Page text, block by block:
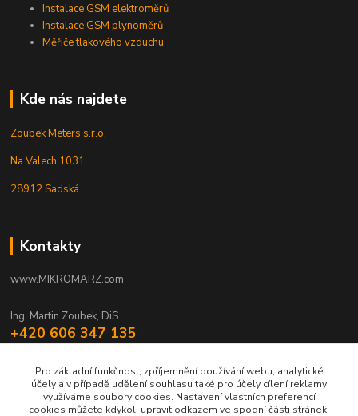
Instalace GSM elektroměrů
Instalace GSM plynoměrů
Měřiče tlakového vzduchu
Kde nás najdete
Zoubek Meters s.r.o.
Na Valech 1031
28912 Sadská
Kontakty
www.MIKROMARZ.com
Ing. Martin Zoubek, DiS.
+420 606 347 135
zoubek@mikromarz.cz
Pro základní funkčnost, zpříjemnění používání webu, analytické
účely a v případě udělení souhlasu také pro účely cílení reklamy
využíváme soubory cookies. Nastavení vlastních preferencí
cookies můžete kdykoli upravit odkazem ve spodní části stránek.